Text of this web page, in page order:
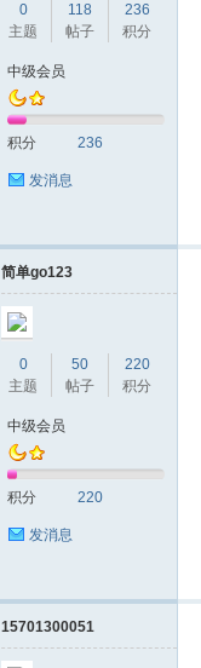
0
主题
118
帖子
236
积分
中级会员
积分 236
发消息
简单go123
0
主题
50
帖子
220
积分
中级会员
积分 220
发消息
15701300051